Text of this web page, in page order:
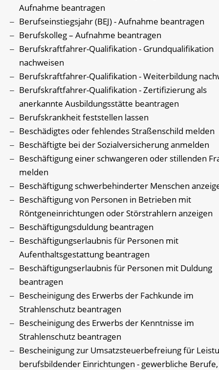
Aufnahme beantragen
Berufseinstiegsjahr (BEJ) - Aufnahme beantragen
Berufskolleg – Aufnahme beantragen
Berufskraftfahrer-Qualifikation - Grundqualifikation
nachweisen
Berufskraftfahrer-Qualifikation - Weiterbildung
Berufskraftfahrer-Qualifikation - Zertifizierung als
anerkannte Ausbildungsstätte beantragen
Berufskrankheit feststellen lassen
Beschädigtes oder fehlendes Straßenschild melden
Beschäftigte bei der Sozialversicherung anmelden
Beschäftigung einer schwangeren oder stillenden
melden
Beschäftigung schwerbehinderter Menschen
Beschäftigung von Personen in Betrieben mit
Röntgeneinrichtungen oder Störstrahlern anzeigen
Beschäftigungsduldung beantragen
Beschäftigungserlaubnis für Personen mit
Aufenthaltsgestattung beantragen
Beschäftigungserlaubnis für Personen mit Duldung
beantragen
Bescheinigung des Erwerbs der Fachkunde im
Strahlenschutz beantragen
Bescheinigung des Erwerbs der Kenntnisse im
Strahlenschutz beantragen
Bescheinigung zur Umsatzsteuerbefreiung für
berufsbildender Einrichtungen - gewerbliche Berufe,